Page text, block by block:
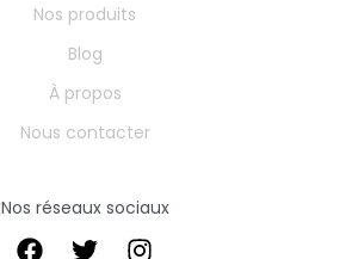
Nos produits
Blog
À propos
Nous contacter
Nos réseaux sociaux